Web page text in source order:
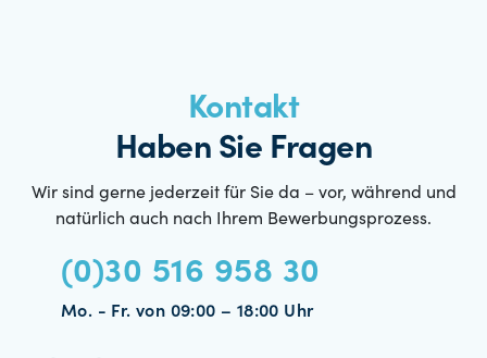
Kontakt
Haben Sie Fragen
Wir sind gerne jederzeit für Sie da – vor, während und
natürlich auch nach Ihrem Bewerbungsprozess.
(0)30 516 958 30
Mo. - Fr. von 09:00 – 18:00 Uhr